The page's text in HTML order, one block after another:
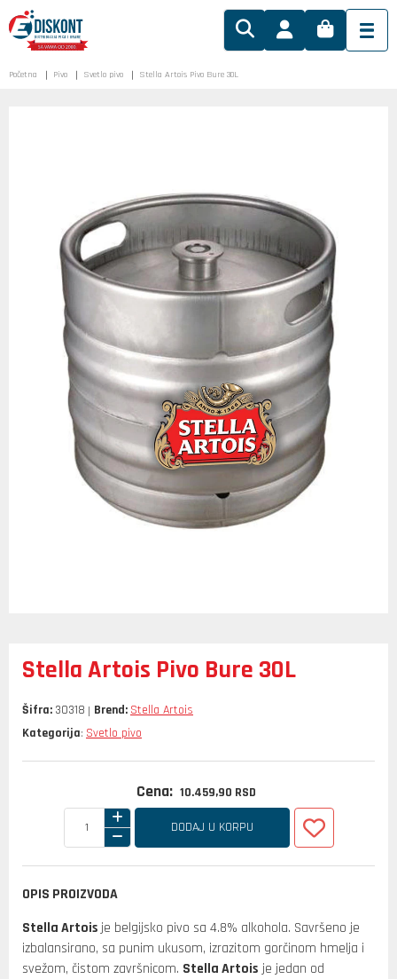
Početna Pivo Svetlo pivo Stella Artois Pivo Bure 30L
Stella Artois Pivo Bure 30L
Šifra: 30318 Brend: Stella Artois
Kategorija: Svetlo pivo
Cena: 10.459,90 RSD
DODAJ U KORPU
OPIS PROIZVODA
Stella Artois je belgijsko pivo sa 4.8% alkohola. Savršeno je
izbalansirano, sa punim ukusom, izrazitom gorčinom hmelja i
svežom, čistom završnicom. Stella Artois je jedan od